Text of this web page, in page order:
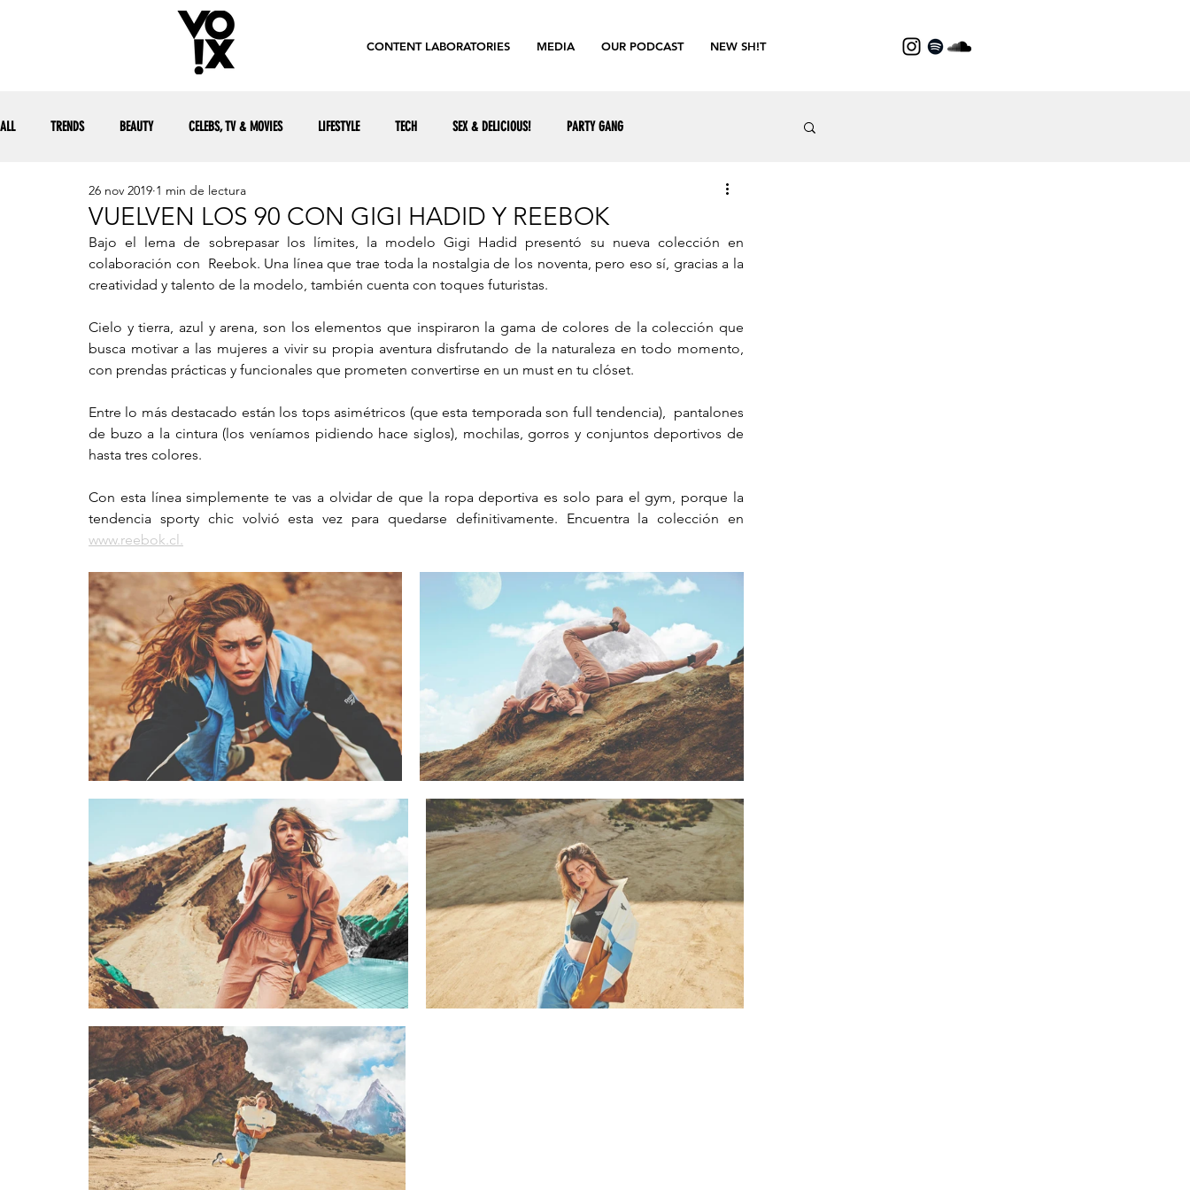
CONTENT LABORATORIES MEDIA OUR PODCAST NEW SH!T
ALL TRENDS BEAUTY CELEBS, TV & MOVIES LIFESTYLE TECH SEX & DELICIOUS! PARTY GANG
VUELVEN LOS 90 CON GIGI HADID Y REEBOK
26 nov 2019 1 min de lectura
Bajo el lema de sobrepasar los límites, la modelo Gigi Hadid presentó su nueva colección en
colaboración con  Reebok. Una línea que trae toda la nostalgia de los noventa, pero eso sí, gracias a la
creatividad y talento de la modelo, también cuenta con toques futuristas.
Cielo y tierra, azul y arena, son los elementos que inspiraron la gama de colores de la colección que
busca motivar a las mujeres a vivir su propia aventura disfrutando de la naturaleza en todo momento,
con prendas prácticas y funcionales que prometen convertirse en un must en tu clóset.
Entre lo más destacado están los tops asimétricos (que esta temporada son full tendencia),  pantalones
de buzo a la cintura (los veníamos pidiendo hace siglos), mochilas, gorros y conjuntos deportivos de
hasta tres colores.
Con esta línea simplemente te vas a olvidar de que la ropa deportiva es solo para el gym, porque la
www.reebok.cl.